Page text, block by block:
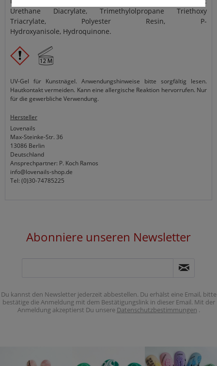
Urethane Diacrylate, Trimethylolpropane Triethoxy
Triacrylate, Polyester Resin, P-
Hydroxyanisole, Hydroquinone.
UV-Gel für Kunstnägel. Anwendungshinweise bitte sorgfältig lesen.
Hautkontakt vermeiden. Kann eine allergische Reaktion hervorrufen. Nur
für die gewerbliche Verwendung.
Hersteller
Lovenails
Max-Steinke-Str. 36
13086 Berlin
Deutschland
Ansprechpartner: P. Koch Ramos
info@lovenails-shop.de
Tel: (0)30-74785225
Abonniere unseren Newsletter
Du kannst den Newsletter jederzeit abbestellen. Du erhälst eine Email, bitte
bestätige die Anmeldung mit dem Bestätigungslink in dieser Email. Mit der
Anmeldung akzeptierst Du unsere Datenschutzbestimmungen .